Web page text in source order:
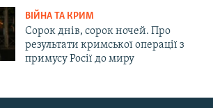
ВІЙНА ТА КРИМ
Сорок днів, сорок ночей. Про
результати кримської операції з
примусу Росії до миру